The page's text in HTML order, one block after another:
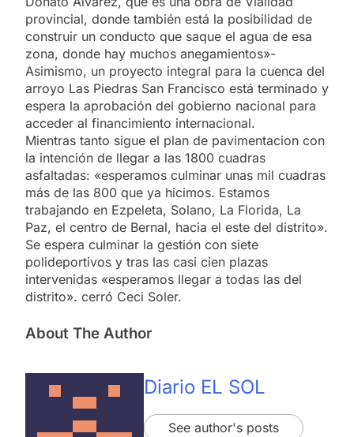
provincial, donde también está la posibilidad de
construir un conducto que saque el agua de esa
zona, donde hay muchos anegamientos»-
Asimismo, un proyecto integral para la cuenca del
arroyo Las Piedras San Francisco está terminado y
espera la aprobación del gobierno nacional para
acceder al financimiento internacional.
Mientras tanto sigue el plan de pavimentacion con
la intención de llegar a las 1800 cuadras
asfaltadas: «esperamos culminar unas mil cuadras
más de las 800 que ya hicimos. Estamos
trabajando en Ezpeleta, Solano, La Florida, La
Paz, el centro de Bernal, hacia el este del distrito».
Se espera culminar la gestión con siete
polideportivos y tras las casi cien plazas
intervenidas «esperamos llegar a todas las del
distrito». cerró Ceci Soler.
About The Author
Diario EL SOL
See author's posts